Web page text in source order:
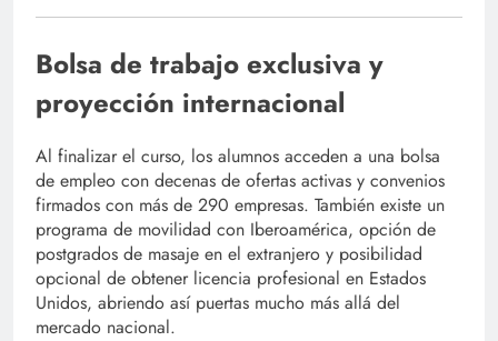
Bolsa de trabajo exclusiva y
proyección internacional
Al finalizar el curso, los alumnos acceden a una bolsa
de empleo con decenas de ofertas activas y convenios
firmados con más de 290 empresas. También existe un
programa de movilidad con Iberoamérica, opción de
postgrados de masaje en el extranjero y posibilidad
opcional de obtener licencia profesional en Estados
Unidos, abriendo así puertas mucho más allá del
mercado nacional.